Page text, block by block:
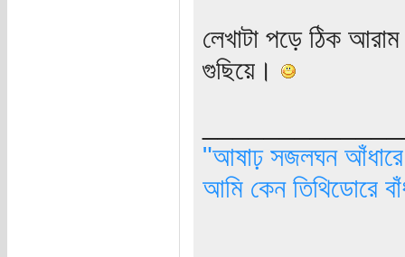
লেখাটা পড়ে ঠিক
গুছিয়ে।
"আষাঢ় সজলঘন আঁধারে,
আমি কেন তিথিডোরে